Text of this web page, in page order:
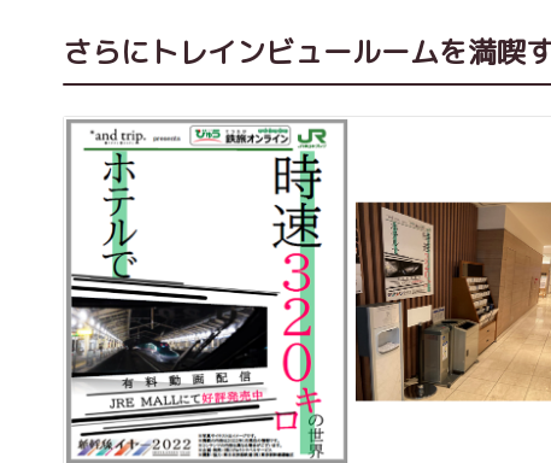
さらにトレインビュールームを満喫